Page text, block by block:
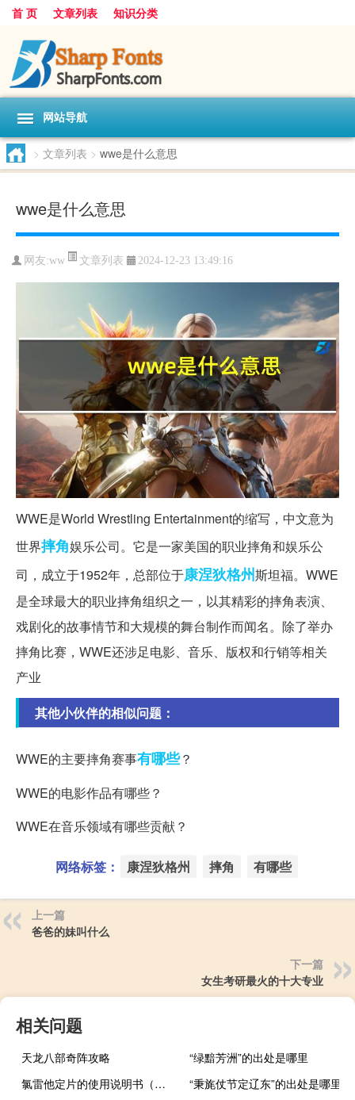
首 页 文章列表 知识分类
网站导航
> 文章列表 > wwe是什么意思
wwe是什么意思
网友:ww 文章列表 2024-12-23 13:49:16
WWE是World Wrestling Entertainment的缩写，中文意为
世界摔角娱乐公司。它是一家美国的职业摔角和娱乐公
司，成立于1952年，总部位于康涅狄格州斯坦福。WWE
是全球最大的职业摔角组织之一，以其精彩的摔角表演、
戏剧化的故事情节和大规模的舞台制作而闻名。除了举办
摔角比赛，WWE还涉足电影、音乐、版权和行销等相关
产业
其他小伙伴的相似问题：
WWE的主要摔角赛事有哪些？
WWE的电影作品有哪些？
WWE在音乐领域有哪些贡献？
网络标签： 康涅狄格州 摔角 有哪些
上一篇
爸爸的妹叫什么
下一篇
女生考研最火的十大专业
相关问题
天龙八部奇阵攻略
“绿黯芳洲”的出处是哪里
氯雷他定片的使用说明书（氯雷他定片的使用说明）
“秉旄仗节定辽东”的出处是哪里